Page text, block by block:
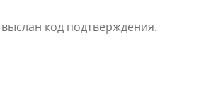
код подтверждения.